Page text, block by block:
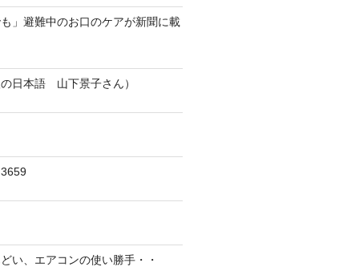
も」避難中のお口のケアが新聞に載
日本語 山下景子さん）
い、エアコンの使い勝手・・